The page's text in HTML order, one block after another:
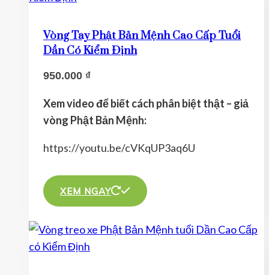
Các
thể
chọn
sản
Vòng Tay Phật Bản Mệnh Cao Cấp Tuổi
Dần Có Kiểm Định
950.000 ₫
Xem video để biết cách phân biệt thật – giả
vòng Phật Bản Mệnh:
https://youtu.be/cVKqUP3aq6U
XEM NGAY
phẩm
có